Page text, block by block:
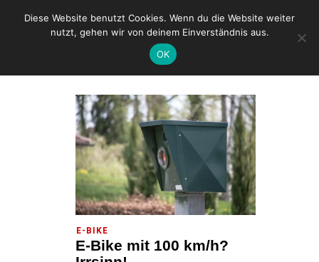
POSTS TAGGED "UNFALL"
E-BIKE
E-Bike mit 100 km/h?
Diese Website benutzt Cookies. Wenn du die Website weiter
nutzt, gehen wir von deinem Einverständnis aus.
OK